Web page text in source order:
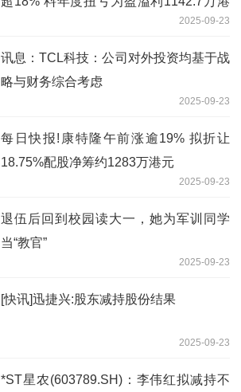
2025-09-23
讯息：TCL科技：公司对外投资均基于战
略与财务综合考虑
2025-09-23
每日快报!康特隆午前涨逾19% 拟折让
18.75%配股净筹约1283万港元
2025-09-23
退伍后回到校园读大一，她为军训同学
当“教官”
2025-09-23
[快讯]迅捷兴:股东减持股份结果
2025-09-23
*ST星农(603789.SH)：李伟红拟减持不